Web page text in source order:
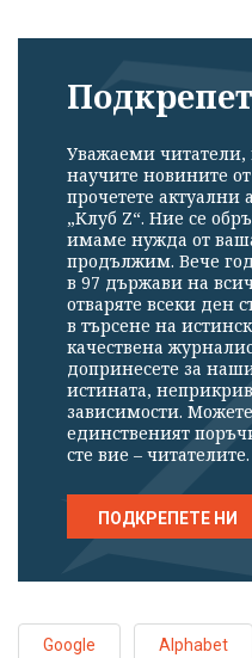
Уважаеми читатели,
научите новините
прочетете
„Клуб Z“. Ние се
имаме нужда от
продължим. Вече
в 97 държави на
отваряте всеки ден
в търсене на
качествена
допринесете за
истината,
зависимости.
единственият
сте вие – читателите.
ПОДКРЕПЕТЕ НИ
Google Alphabet